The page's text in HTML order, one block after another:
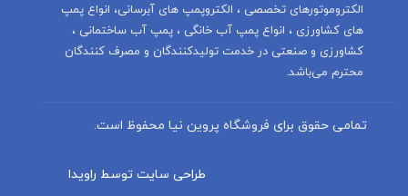
الكتروموتورهاى تخصصى ، الكتروپمپ هاى آبرسانى، انواع پمپ
های کشاورزی ، انواع پمپ آب خانگی ، پمپ آب ساختمانی ،
کشاورزی و صنعتی در خدمت توليدكنندگان و مصرف كنندگان
محترم می‌باشد.
تمامی حقوق برای فروشگاه پروین نیا محفوظ است.
طراحی سایت توسط راویدا